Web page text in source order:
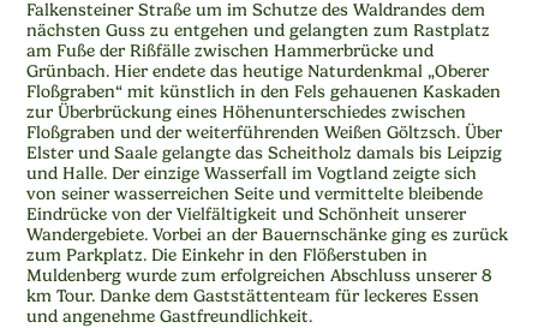
Falkensteiner Straße um im Schutze des Waldrandes dem
nächsten Guss zu entgehen und gelangten zum Rastplatz
am Fuße der Rißfälle zwischen Hammerbrücke und
Grünbach. Hier endete das heutige Naturdenkmal „Oberer
Floßgraben“ mit künstlich in den Fels gehauenen Kaskaden
zur Überbrückung eines Höhenunterschiedes zwischen
Floßgraben und der weiterführenden Weißen Göltzsch. Über
Elster und Saale gelangte das Scheitholz damals bis Leipzig
und Halle. Der einzige Wasserfall im Vogtland zeigte sich
von seiner wasserreichen Seite und vermittelte bleibende
Eindrücke von der Vielfältigkeit und Schönheit unserer
Wandergebiete. Vorbei an der Bauernschänke ging es zurück
zum Parkplatz. Die Einkehr in den Flößerstuben in
Muldenberg wurde zum erfolgreichen Abschluss unserer 8
km Tour. Danke dem Gaststättenteam für leckeres Essen
und angenehme Gastfreundlichkeit.